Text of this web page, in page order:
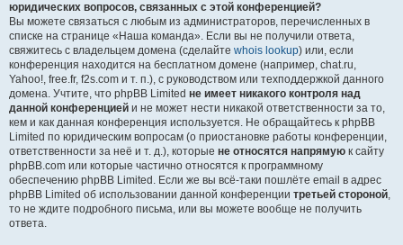
юридических вопросов, связанных с этой конференцией?
Вы можете связаться с любым из администраторов, перечисленных в
списке на странице «Наша команда». Если вы не получили ответа,
свяжитесь с владельцем домена (сделайте whois lookup) или, если
конференция находится на бесплатном домене (например, chat.ru,
Yahoo!, free.fr, f2s.com и т. п.), с руководством или техподдержкой данного
домена. Учтите, что phpBB Limited не имеет никакого контроля над
данной конференцией и не может нести никакой ответственности за то,
кем и как данная конференция используется. Не обращайтесь к phpBB
Limited по юридическим вопросам (о приостановке работы конференции,
ответственности за неё и т. д.), которые не относятся напрямую к сайту
phpBB.com или которые частично относятся к программному
обеспечению phpBB Limited. Если же вы всё-таки пошлёте email в адрес
phpBB Limited об использовании данной конференции третьей стороной,
то не ждите подробного письма, или вы можете вообще не получить
ответа.